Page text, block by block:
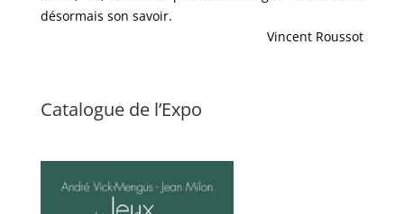
désormais son savoir.
Vincent Roussot
Catalogue de l’Expo